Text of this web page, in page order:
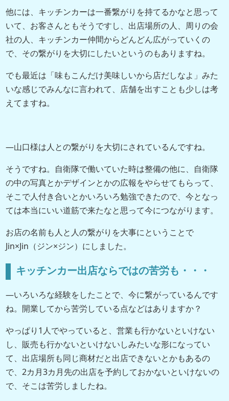
他には、キッチンカーは一番繋がりを持てるかなと思って
いて、お客さんともそうですし、出店場所の人、周りの会
社の人、キッチンカー仲間からどんどん広がっていくの
で、その繋がりを大切にしたいというのもありますね。
でも最近は「味もこんだけ美味しいから店だしなよ」みた
いな感じでみんなに言われて、店舗を出すことも少しは考
えてますね。
―山口様は人との繋がりを大切にされているんですね。
そうですね。自衛隊で働いていた時は整備の他に、自衛隊
の中の写真とかデザインとかの広報をやらせてもらって、
そこで人付き合いとかいろいろ勉強できたので、今となっ
ては本当にいい道筋で来たなと思って今につながります。
お店の名前も人と人の繋がりを大事にということで
Jin×Jin（ジン×ジン）にしました。
キッチンカー出店ならではの苦労も・・・
―いろいろな経験をしたことで、今に繋がっているんです
ね。開業してから苦労している点などはありますか？
やっぱり1人でやっていると、営業も行かないといけない
し、販売も行かないといけないしみたいな形になってい
て、出店場所も同じ商材だと出店できないとかもあるの
で、2カ月3カ月先の出店を予約しておかないといけないの
で、そこは苦労しましたね。